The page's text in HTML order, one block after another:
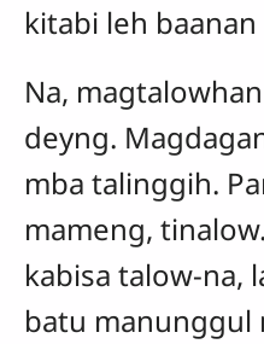
kitabi leh
Na,
deyng.
mba talinggih.
mameng,
kabisa talow-na,
batu manunggul